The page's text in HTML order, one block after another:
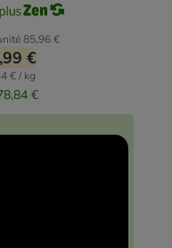
85,96 €
€
€ / kg
€